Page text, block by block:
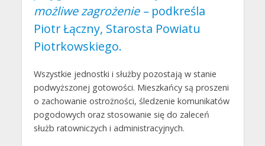
możliwe zagrożenie – podkreśla
Piotr Łączny, Starosta Powiatu
Piotrkowskiego.
Wszystkie jednostki i służby pozostają w stanie
podwyższonej gotowości. Mieszkańcy są proszeni
o zachowanie ostrożności, śledzenie komunikatów
pogodowych oraz stosowanie się do zaleceń
służb ratowniczych i administracyjnych.